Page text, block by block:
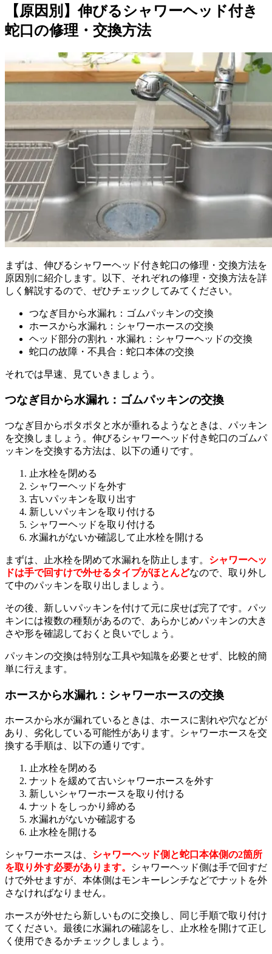
【原因別】伸びるシャワーヘッド付き
蛇口の修理・交換方法
まずは、伸びるシャワーヘッド付き蛇口の修理・交換方法を
原因別に紹介します。以下、それぞれの修理・交換方法を詳
しく解説するので、ぜひチェックしてみてください。
つなぎ目から水漏れ：ゴムパッキンの交換
ホースから水漏れ：シャワーホースの交換
ヘッド部分の割れ・水漏れ：シャワーヘッドの交換
蛇口の故障・不具合：蛇口本体の交換
それでは早速、見ていきましょう。
つなぎ目から水漏れ：ゴムパッキンの交換
つなぎ目からポタポタと水が垂れるようなときは、パッキン
を交換しましょう。伸びるシャワーヘッド付き蛇口のゴムパ
ッキンを交換する方法は、以下の通りです。
止水栓を閉める
シャワーヘッドを外す
古いパッキンを取り出す
新しいパッキンを取り付ける
シャワーヘッドを取り付ける
水漏れがないか確認して止水栓を開ける
まずは、止水栓を閉めて水漏れを防止します。 シャワーヘッ
ドは手で回すけで外せるタイプがほとんどなので、取り外し
て中のパッキンを取り出しましょう。
その後、新しいパッキンを付けて元に戻せば完了です。パッ
キンには複数の種類があるので、あらかじめパッキンの大き
さや形を確認しておくと良いでしょう。
パッキンの交換は特別な工具や知識を必要とせず、比較的簡
単に行えます。
ホースから水漏れ：シャワーホースの交換
ホースから水が漏れているときは、ホースに割れや穴などが
あり、劣化している可能性があります。シャワーホースを交
換する手順は、以下の通りです。
止水栓を閉める
ナットを緩めて古いシャワーホースを外す
新しいシャワーホースを取り付ける
ナットをしっかり締める
水漏れがないか確認する
止水栓を開ける
シャワーホースは、 シャワーヘッド側と蛇口本体側の2箇所
を取り外す必要があります。
シャワーヘッド側は手で回すだ
けで外せますが、本体側はモンキーレンチなどでナットを外
さなければなりません。
ホースが外せたら新しいものに交換し、同じ手順で取り付け
てください。最後に水漏れの確認をし、止水栓を開けて正し
く使用できるかチェックしましょう。